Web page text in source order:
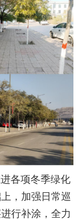
各项冬季绿化
，加强日常巡
行补涂，全力